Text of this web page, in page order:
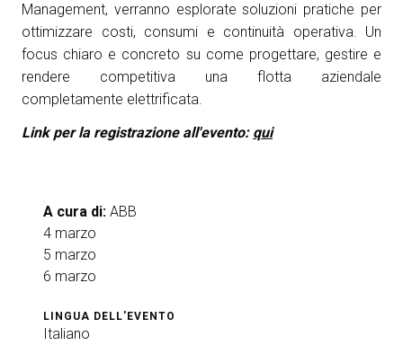
Management, verranno esplorate soluzioni pratiche per
ottimizzare costi, consumi e continuità operativa. Un
focus chiaro e concreto su come progettare, gestire e
rendere competitiva una flotta aziendale
completamente elettrificata.
Link per la registrazione all'evento: qui
A cura di: ABB
4 marzo
5 marzo
6 marzo
LINGUA DELL'EVENTO
Italiano